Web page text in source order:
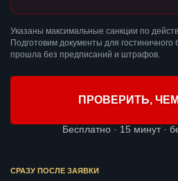
Указаны максимальные санкции по
Подготовим документы для
прошла без предписаний и штрафов.
ПРОВЕРИТЬ,
Бесплатно · 15 минут ·
СРАЗУ ПОСЛЕ ЗАЯВКИ